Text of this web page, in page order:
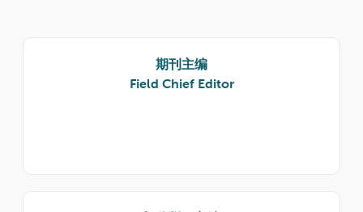
期刊主编
Field Chief Editor